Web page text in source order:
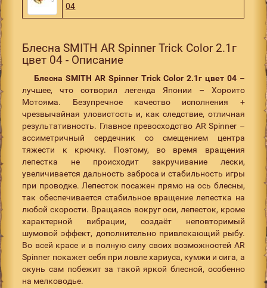
04
Блесна SMITH AR Spinner Trick Color 2.1г
цвет 04 - Описание
Блесна SMITH AR Spinner Trick Color 2.1г цвет 04–
лучшее, что сотворил легенда Японии – Хороито
Мотояма. Безупречное качество исполнения +
чрезвычайная уловистость и, как следствие, отличная
результативность. Главное превосходство AR Spinner –
ассиметричный сердечник со смещением центра
тяжести к крючку. Поэтому, во время вращения
лепестка не происходит закручивание лески,
увеличивается дальность заброса и стабильность игры
при проводке. Лепесток посажен прямо на ось блесны,
так обеспечивается стабильное вращение лепестка на
любой скорости. Вращаясь вокруг оси, лепесток, кроме
характерной вибрации, создаёт неповторимый
шумовой эффект, дополнительно привлекающий рыбу.
Во всей красе и в полную силу своих возможностей AR
Spinner покажет себя при ловле хариуса, кумжи и сига, а
окунь сам побежит за такой яркой блесной, особенно
на мелководье.